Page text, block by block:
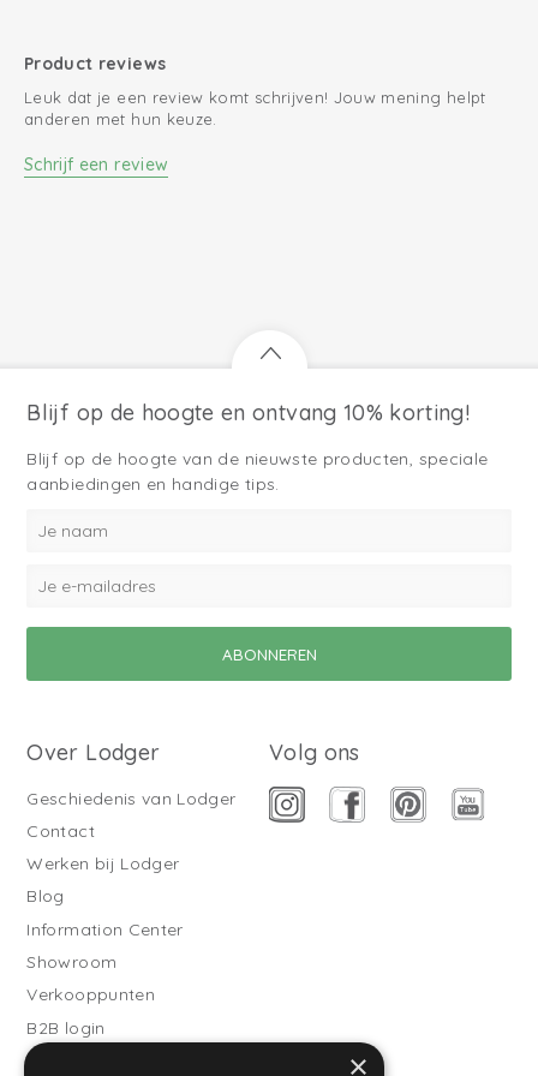
Product reviews
Leuk dat je een review komt schrijven! Jouw mening helpt
anderen met hun keuze.
Schrijf een review
Blijf op de hoogte en ontvang 10% korting!
Blijf op de hoogte van de nieuwste producten, speciale
aanbiedingen en handige tips.
Over Lodger
Geschiedenis van Lodger
Contact
Werken bij Lodger
Blog
Information Center
Showroom
Verkooppunten
B2B login
Buitenslaapzakken
Volg ons
×